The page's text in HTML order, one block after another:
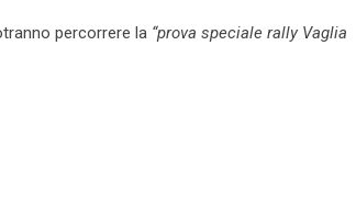
percorrere la “prova speciale rally Vaglia